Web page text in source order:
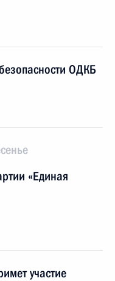
ОДКБ
«Единая
участие